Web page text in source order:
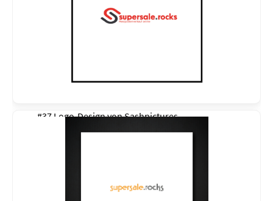
#37 Logo-Design vonSashpictures